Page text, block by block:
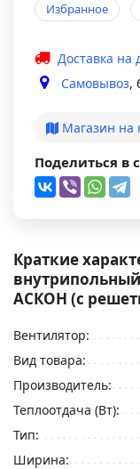
Избранное
Доставка на
Самовывоз,
Магазин на
Поделиться в
Краткие
АСКОН (с
Вентилятор:
Вид товара:
Производитель:
Теплоотдача (Вт):
Тип:
Ширина: